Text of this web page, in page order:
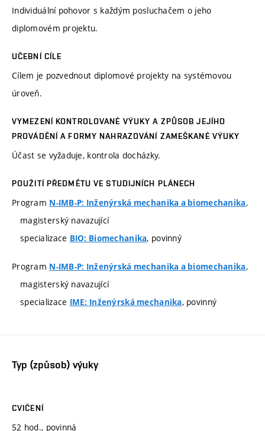
Individuální pohovor s každým posluchačem o jeho
diplomovém projektu.
UČEBNÍ CÍLE
Cílem je pozvednout diplomové projekty na systémovou
úroveň.
VYMEZENÍ KONTROLOVANÉ VÝUKY A ZPŮSOB JEJÍHO
PROVÁDĚNÍ A FORMY NAHRAZOVÁNÍ ZAMEŠKANÉ VÝUKY
Účast se vyžaduje, kontrola docházky.
POUŽITÍ PŘEDMĚTU VE STUDIJNÍCH PLÁNECH
Program N-IMB-P: Inženýrská mechanika a biomechanika,
magisterský navazující
specializace BIO: Biomechanika, povinný
Program N-IMB-P: Inženýrská mechanika a biomechanika,
magisterský navazující
specializace IME: Inženýrská mechanika, povinný
Typ (způsob) výuky
CVIČENÍ
52 hod., povinná